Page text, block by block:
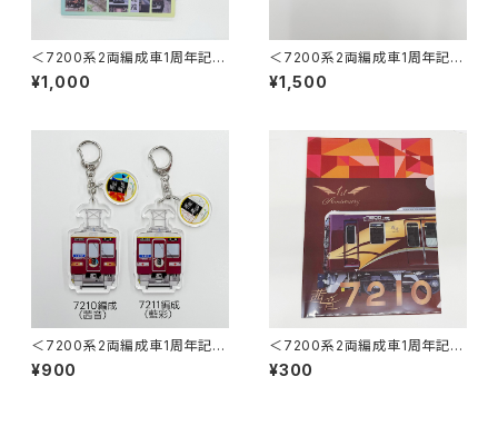
＜7200系2両編成車1周年記念
＞ポストカード12枚セット
¥1,000
＜7200系2両編成車1周年記念
＞車番・ワンマン両面プレートス
タンド （7210号車）
¥1,500
＜7200系2両編成車1周年記念
＞2連アクリルキーホルダー
¥900
＜7200系2両編成車1周年記念
＞茜音クリアファイル
¥300